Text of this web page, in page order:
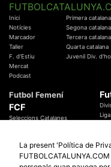
Inici
Notícies
Marcador
Taller
F. d'Estiu
Mercat
Podcast
Primera catalana
Segona catalana
Tercera catalana
Quarta catalana
Juvenil Div.
Futbol Femení
FCF
Seleccions Catalanes
Temes Federatius
La present 'Política de